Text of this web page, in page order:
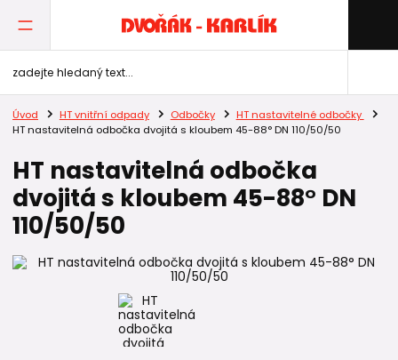
Úvod HT vnitřní odpady Odbočky
HT nastavitelné odbočky
HT nastavitelná odbočka dvojitá s kloubem 45-88° DN 110/50/50
HT nastavitelná odbočka
dvojitá s kloubem 45-88° DN
110/50/50